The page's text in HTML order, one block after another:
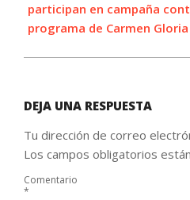
participan en campaña
programa de Carmen
DEJA UNA RESPUESTA
Tu dirección de correo
Los campos obligatorios
Comentario
*